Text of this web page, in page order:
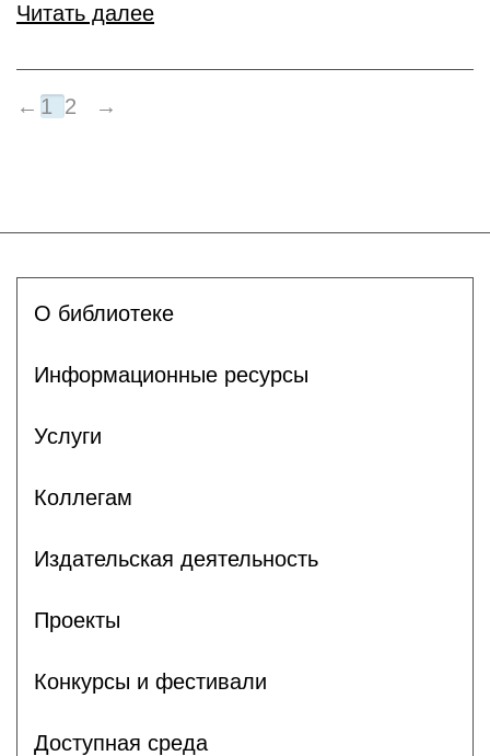
Читать далее
← 1 2 →
О библиотеке
Информационные ресурсы
Услуги
Коллегам
Издательская деятельность
Проекты
Конкурсы и фестивали
Доступная среда